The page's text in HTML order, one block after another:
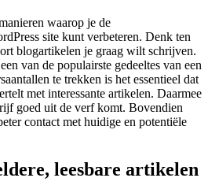
waarop je de
site kunt verbeteren. Denk ten
blogartikelen je graag wilt schrijven.
van de populairste gedeeltes van een
te trekken is het essentieel dat
met interessante artikelen. Daarmee
goed uit de verf komt. Bovendien
contact met huidige en potentiële
leesbare artikelen